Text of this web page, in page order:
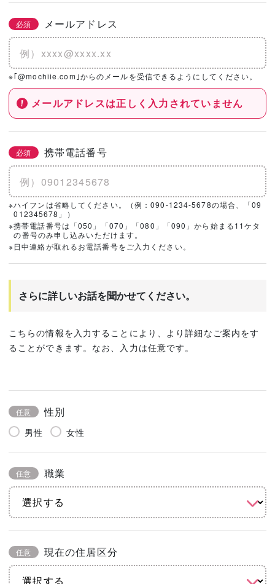
必須 メールアドレス
※｢@mochiie.com｣からのメールを受信できるようにしてください。
メールアドレスは正しく入力されていません
必須 携帯電話番号
※ハイフンは省略してください。（例：090-1234-5678の場合、「09
012345678」）
※携帯電話番号は「050」「070」「080」「090」から始まる11ケタ
の番号のみ申し込みいただけます。
※日中連絡が取れるお電話番号をご入力ください。
さらに詳しいお話を聞かせてください。
こちらの情報を入力することにより、より詳細なご案内をす
ることができます。なお、入力は任意です。
任意 性別
男性 女性
任意 職業
任意 現在の住居区分